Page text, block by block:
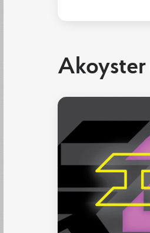
Akoyster